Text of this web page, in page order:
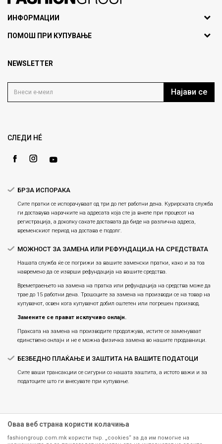
ИНФОРМАЦИИ
За нас
Продавници
Блог
Gift Card
ПОМОШ ПРИ КУПУВАЊЕ
Политика на приватност
Како да купите
Замена и рефундација на производи
NEWSLETTER
Најави се
СЛЕДИ НÉ
БРЗА ИСПОРАКА
Сите пратки се испорачуваат од три до пет работни дена. Курирската служба
ги доставува нарачките на адресата која сте ја внеле при процесот на
регистрација, а доколку сакате доставата да биде на различна адреса,
временскиот период на достава е подолг.
МОЖНОСТ ЗА ЗАМЕНА ИЛИ РЕФУНДАЦИЈА НА СРЕДСТВАТА
Нашата служба ќе се погрижи за вашите заменски пратки, како и за тоа
навремено да се изврши рефундација на вашите средства.
Времетраењето на замена на пратка или рефундацијa на средства може да
трае до 15 работни дена. Трошоците за замена на производи се на товар на
купувачот, освен кога купувачот добил оштетен или погрешен производ.
Замените се прават исклучиво онлајн.
Праксата на замена на производите продолжува, истите се заменуваат
единствено онлајн и не е можна физичка замена во нашите продавници.
БЕЗБЕДНО ПЛАЌАЊЕ И ЗАШТИТА НА ВАШИТЕ ПОДАТОЦИ
Сите ваши трансакции се сигурни со нашата заштита, а истото важи и за
податоците што ги внесувате при купување.
Оваа веб страна користи колачиња
fashiongroup.com.mk користи тнр. „cookies“ за да им помогне на